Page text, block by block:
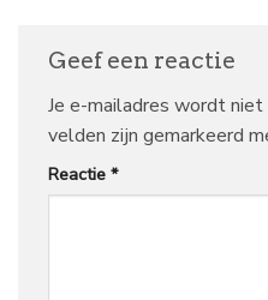
Geef een reactie
Je e-mailadres wordt niet
velden zijn gemarkeerd
Reactie *